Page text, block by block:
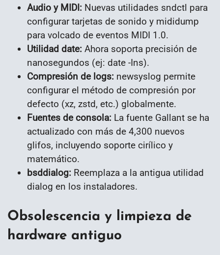
Audio y MIDI: Nuevas utilidades sndctl para
configurar tarjetas de sonido y mididump
para volcado de eventos MIDI 1.0.
Utilidad date: Ahora soporta precisión de
nanosegundos (ej: date -Ins).
Compresión de logs: newsyslog permite
configurar el método de compresión por
defecto (xz, zstd, etc.) globalmente.
Fuentes de consola: La fuente Gallant se ha
actualizado con más de 4,300 nuevos
glifos, incluyendo soporte cirílico y
matemático.
bsddialog: Reemplaza a la antigua utilidad
dialog en los instaladores.
Obsolescencia y limpieza de
hardware antiguo